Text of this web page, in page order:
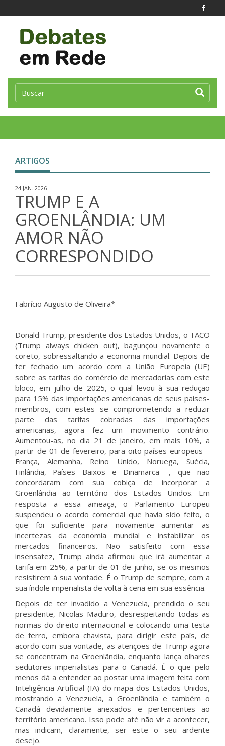
ARTIGOS
24 JAN. 2026
TRUMP E A
GROENLÂNDIA: UM
AMOR NÃO
CORRESPONDIDO
Fabrício Augusto de Oliveira*
Donald Trump, presidente dos Estados Unidos, o TACO
(Trump always chicken out), bagunçou novamente o
coreto, sobressaltando a economia mundial. Depois de
ter fechado um acordo com a União Europeia (UE)
sobre as tarifas do comércio de mercadorias com este
bloco, em julho de 2025, o qual levou à sua redução
para 15% das importações americanas de seus países-
membros, com estes se comprometendo a reduzir
parte das tarifas cobradas das importações
americanas, agora fez um movimento contrário.
Aumentou-as, no dia 21 de janeiro, em mais 10%, a
partir de 01 de fevereiro, para oito países europeus –
França, Alemanha, Reino Unido, Noruega, Suécia,
Finlândia, Países Baixos e Dinamarca -, que não
concordaram com sua cobiça de incorporar a
Groenlândia ao território dos Estados Unidos. Em
resposta a essa ameaça, o Parlamento Europeu
suspendeu o acordo comercial que havia sido feito, o
que foi suficiente para novamente aumentar as
incertezas da economia mundial e instabilizar os
mercados financeiros. Não satisfeito com essa
insensatez, Trump ainda afirmou que irá aumentar a
tarifa em 25%, a partir de 01 de junho, se os mesmos
resistirem à sua vontade. É o Trump de sempre, com a
sua índole imperialista de volta à cena em sua essência.
Depois de ter invadido a Venezuela, prendido o seu
presidente, Nicolas Maduro, desrespeitando todas as
normas do direito internacional e colocando uma testa
de ferro, embora chavista, para dirigir este país, de
acordo com sua vontade, as atenções de Trump agora
se concentram na Groenlândia, enquanto lança olhares
sedutores imperialistas para o Canadá. É o que pelo
menos dá a entender ao postar uma imagem feita com
Inteligência Artificial (IA) do mapa dos Estados Unidos,
mostrando a Venezuela, a Groenlândia e também o
Canadá devidamente anexados e pertencentes ao
território americano. Isso pode até não vir a acontecer,
mas indicam, claramente, ser este o seu ardente
desejo.